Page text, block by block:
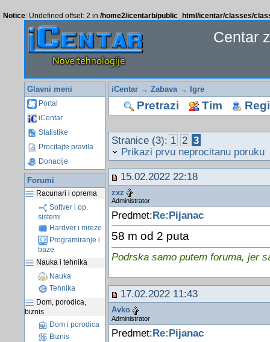
Notice: Undefined offset: 2 in /home2/icentarb/public_html/icentar/classes/
Centar
Glavni meni
Portal
iCentar
Statistike
Procitajte pravila
Donacije
Forumi
Racunari i oprema
Softver i op.
sistemi
Hardver i mreze
Programiranje i
baze
Nauka i tehnika
Nauka
Tehnika
Dom, porodica,
biznis
Dom i porodica
Biznis
iCentar→ Zabava→ Igre
Pretrazi Tim
Stranice (3): 1 2 3
Prikazi prvu neprocitanu poruku
15.02.2022 22:18
zxz
Administrator
Predmet: Re:Pijanac
58 m od 2 puta
Podrska samo putem foruma, jer
17.02.2022 11:43
Avko
Administrator
Predmet:Re:Pijanac